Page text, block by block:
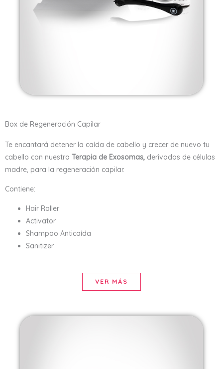
Box de Regeneración Capilar
Te encantará detener la caída de cabello y crecer de nuevo tu
cabello con nuestra Terapia de Exosomas, derivados de células
madre, para la regeneración capilar.
Contiene:
Hair Roller
Activator
Shampoo Anticaída
Sanitizer
VER MÁS